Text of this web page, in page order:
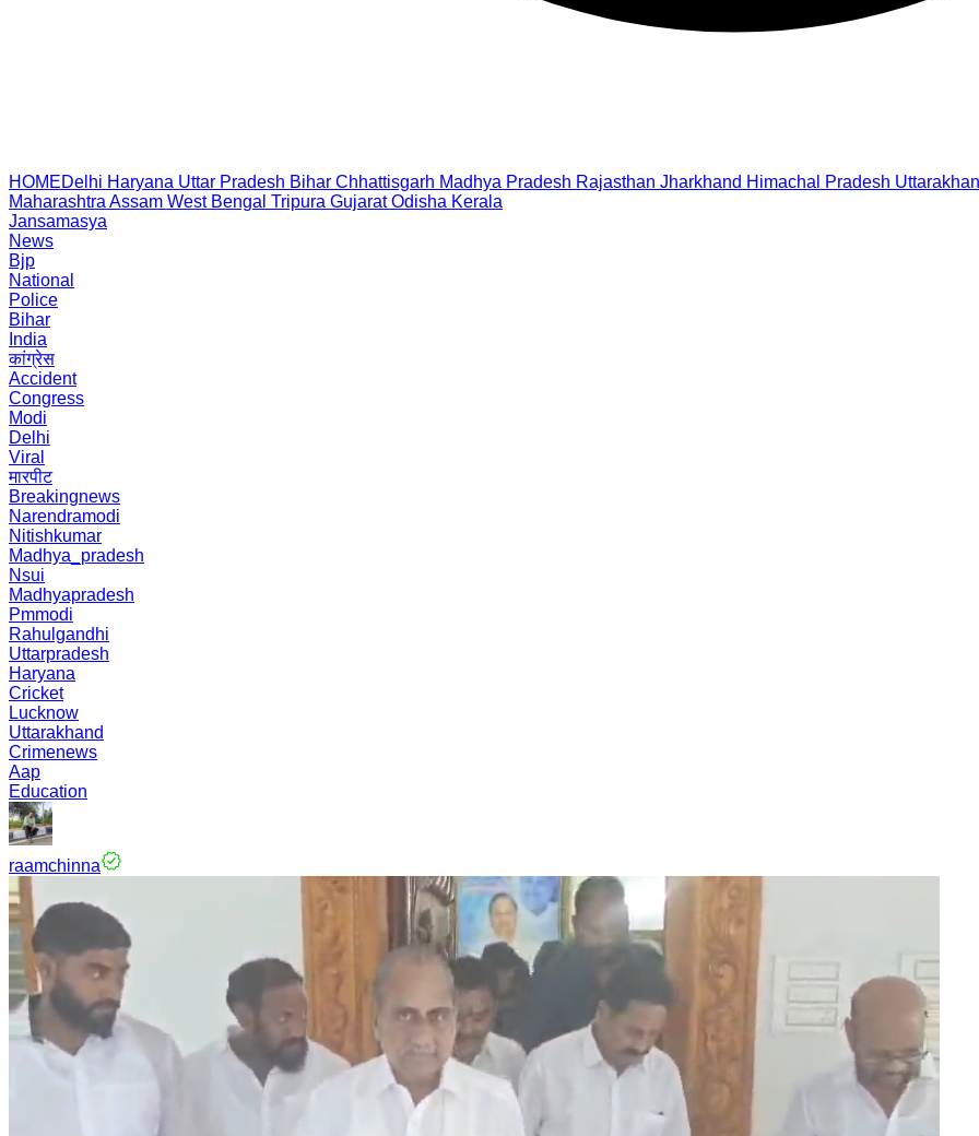
HOMEDelhi Haryana Uttar Pradesh Bihar Chhattisgarh Madhya Pradesh Rajasthan Jharkhand Himachal Pradesh
Maharashtra Assam West Bengal Tripura Gujarat Odisha Kerala
Jansamasya
News
Bjp
National
Police
Bihar
India
कांग्रेस
Accident
Congress
Modi
Delhi
Viral
मारपीट
Breakingnews
Narendramodi
Nitishkumar
Madhya_pradesh
Nsui
Madhyapradesh
Pmmodi
Rahulgandhi
Uttarpradesh
Haryana
Cricket
Lucknow
Uttarakhand
Crimenews
Aap
Education
raamchinna